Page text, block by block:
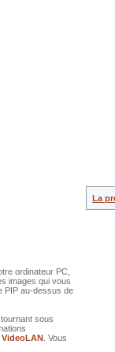
ordinateur PC,
images qui vous
PIP au-dessus de
sous
VideoLAN . Vous
La